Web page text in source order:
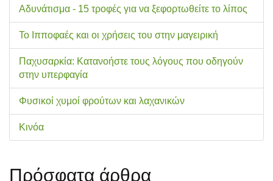
Αδυνάτισμα - 15 τροφές για να ξεφορτωθείτε το λίπος
Το Ιπποφαές και οι χρήσεις του στην μαγειρική
Παχυσαρκία: Κατανοήστε τους λόγους που οδηγούν
στην υπερφαγία
Φυσικοί χυμοί φρούτων και λαχανικών
Κινόα
Πρόσφατα άρθρα